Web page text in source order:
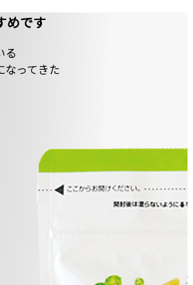
めです
る
なってきた